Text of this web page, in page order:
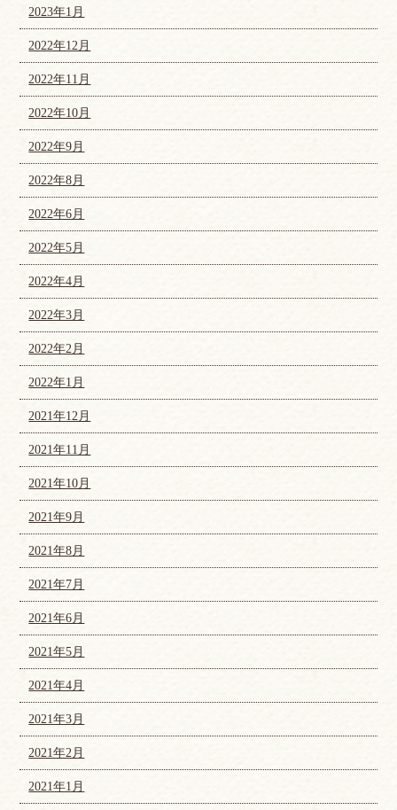
2023年1月
2022年12月
2022年11月
2022年10月
2022年9月
2022年8月
2022年6月
2022年5月
2022年4月
2022年3月
2022年2月
2022年1月
2021年12月
2021年11月
2021年10月
2021年9月
2021年8月
2021年7月
2021年6月
2021年5月
2021年4月
2021年3月
2021年2月
2021年1月